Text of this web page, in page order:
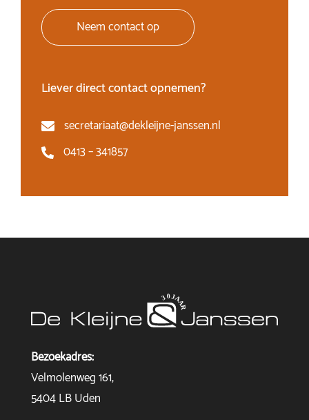
Neem contact op
Liever direct contact opnemen?
secretariaat@dekleijne-janssen.nl
0413 – 341857
Bezoekadres:
Velmolenweg 161,
5404 LB Uden